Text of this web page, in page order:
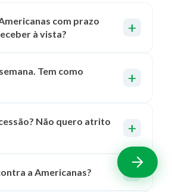
com prazo
à vista?
Tem como
Não quero atrito
a Americanas?